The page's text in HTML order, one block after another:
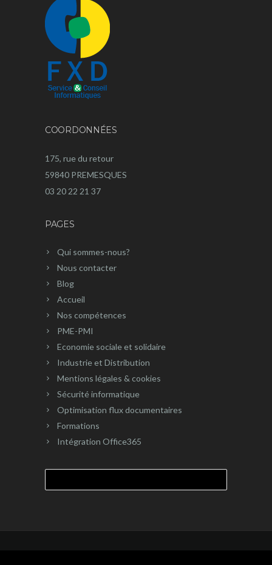
COORDONNÉES
175, rue du retour
59840 PREMESQUES
03 20 22 21 37
PAGES
Qui sommes-nous?
Nous contacter
Blog
Accueil
Nos compétences
PME-PMI
Economie sociale et solidaire
Industrie et Distribution
Mentions légales & cookies
Sécurité informatique
Optimisation flux documentaires
Formations
Intégration Office365